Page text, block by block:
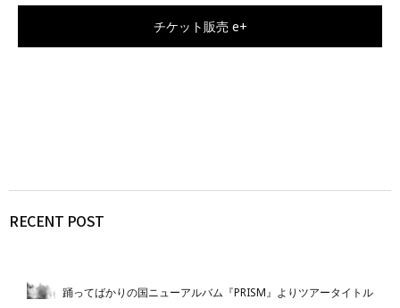
チケット販売 e+
RECENT POST
踊ってばかりの国ニューアルバム『PRISM』よりツアータイトル